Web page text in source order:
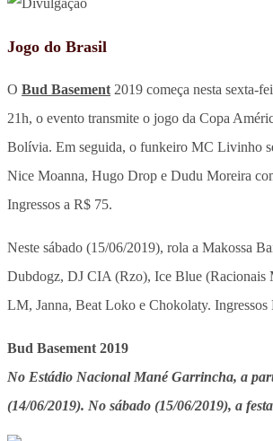
Jogo do Brasil
O Bud Basement 2019 começa nesta sexta-
21h, o evento transmite o jogo da Copa
Bolívia. Em seguida, o funkeiro MC Livinho
Nice Moanna, Hugo Drop e Dudu Moreira
Ingressos a R$ 75.
Neste sábado (15/06/2019), rola a Makossa
Dubdogz, DJ CIA (Rzo), Ice Blue (Racionais
LM, Janna, Beat Loko e Chokolaty. Ingressos
Bud Basement 2019
No Estádio Nacional Mané Garrincha, a
(14/06/2019). No sábado (15/06/2019), a